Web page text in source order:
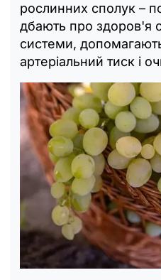
рослинних сполук –
дбають про здоров'я
системи,
артеріальний тиск і